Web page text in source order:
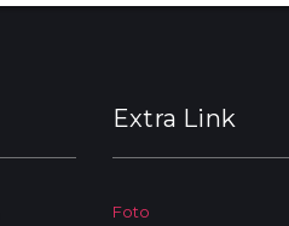
Extra Link
Foto